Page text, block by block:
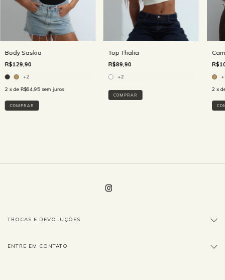
Body Saskia
R$129,90
+2
2 x de R$64,95 sem juros
COMPRAR
Top Thalia
R$89,90
+2
COMPRAR
2 x
TROCAS E DEVOLUÇÕES
ENTRE EM CONTATO